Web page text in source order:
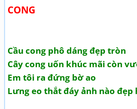
CONG
Cầu cong phô dáng đẹp tròn
Cây cong uốn khúc mãi còn
Em tôi ra đứng bờ ao
Lưng eo thắt đáy ảnh nào đẹp